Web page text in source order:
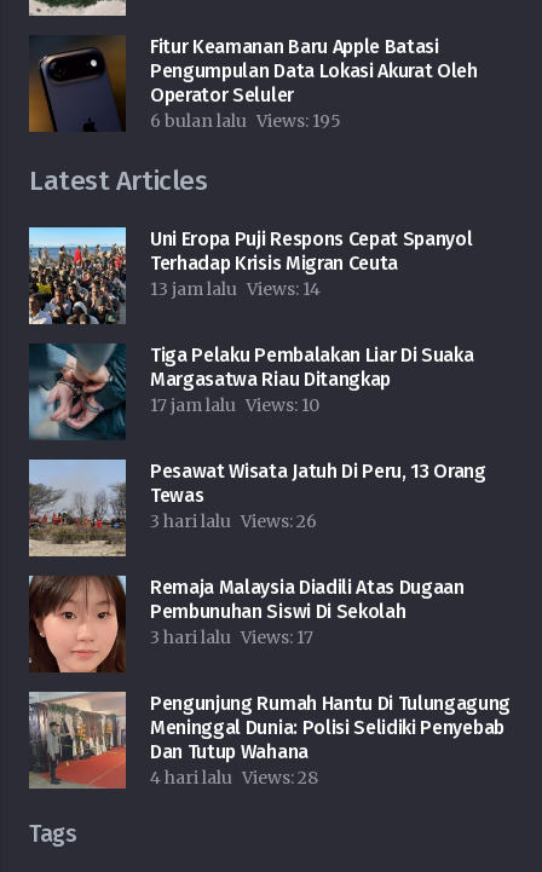
Fitur Keamanan Baru Apple Batasi
Pengumpulan Data Lokasi Akurat Oleh
Operator Seluler
6 bulan lalu Views: 195
Latest Articles
Uni Eropa Puji Respons Cepat Spanyol
Terhadap Krisis Migran Ceuta
13 jam lalu Views: 14
Tiga Pelaku Pembalakan Liar Di Suaka
Margasatwa Riau Ditangkap
17 jam lalu Views: 10
Pesawat Wisata Jatuh Di Peru, 13 Orang
Tewas
3 hari lalu Views:26
Remaja Malaysia Diadili Atas Dugaan
Pembunuhan Siswi Di Sekolah
3 hari lalu Views: 17
Pengunjung Rumah Hantu Di Tulungagung
Meninggal Dunia: Polisi Selidiki Penyebab
Dan Tutup Wahana
4 hari lalu Views:28
Tags